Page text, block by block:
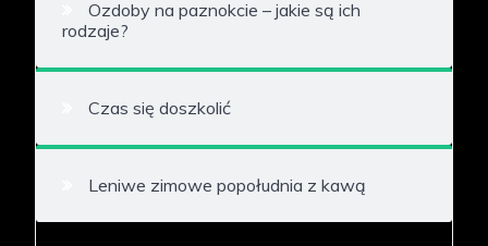
Ozdoby na paznokcie – jakie są ich
rodzaje?
Czas się doszkolić
Leniwe zimowe popołudnia z kawą